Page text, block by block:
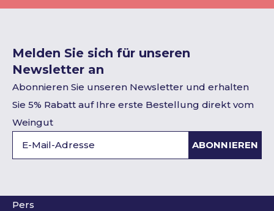
Melden Sie sich für unseren
Newsletter an
Abonnieren Sie unseren Newsletter und erhalten
Sie 5% Rabatt auf Ihre erste Bestellung direkt vom
Weingut
ABONNIEREN
Pers